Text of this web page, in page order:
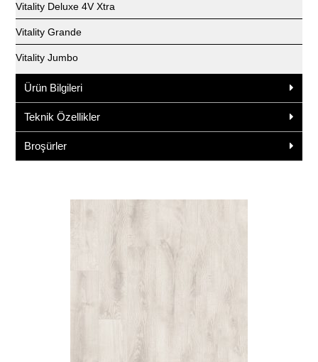
Vitality Deluxe 4V Xtra
Vitality Grande
Vitality Jumbo
Ürün Bilgileri
Teknik Özellikler
Broşürler